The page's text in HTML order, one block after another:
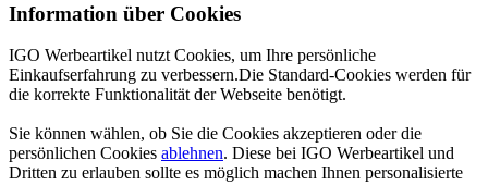
Information über Cookies
IGO Werbeartikel nutzt Cookies, um Ihre persönliche
Einkaufserfahrung zu verbessern.Die Standard-Cookies werden für
die korrekte Funktionalität der Webseite benötigt.
Sie können wählen, ob Sie die Cookies akzeptieren oder die
persönlichen Cookies ablehnen. Diese bei IGO Werbeartikel und
Dritten zu erlauben sollte es möglich machen Ihnen personalisierte